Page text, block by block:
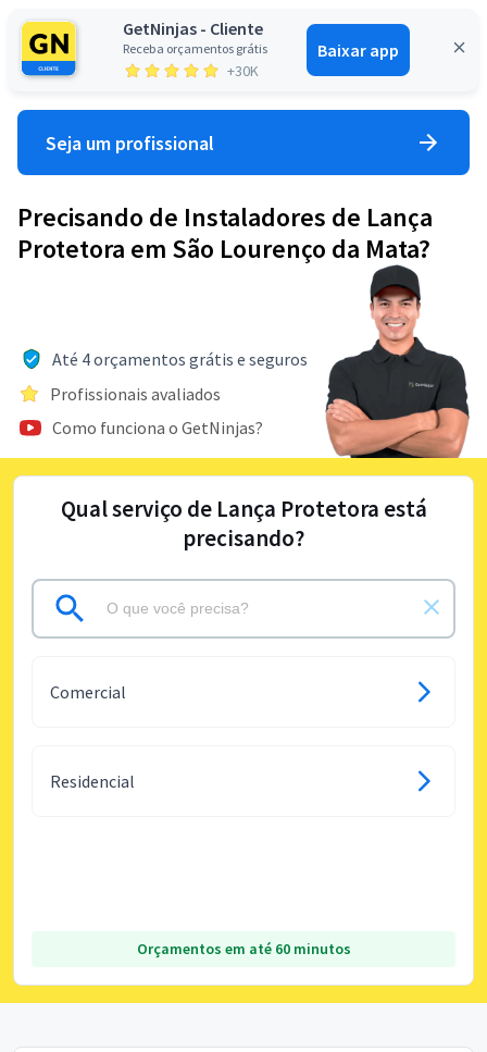
GetNinjas - Cliente
Receba orçamentos grátis
+30K
Baixar app
Entrar
Seja um profissional
Precisando de Instaladores de Lança
Protetora em São Lourenço da Mata?
Até 4 orçamentos grátis e seguros
Profissionais avaliados
Como funciona o GetNinjas?
Qual serviço de Lança Protetora está
precisando?
Comercial
Residencial
Orçamentos em até 60 minutos